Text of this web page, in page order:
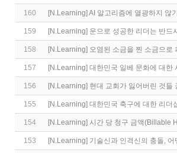
160 [N.Learning] AI 알고리즘에 열광하지 않
159 [N.Learning] 운으로 성공한 리더는 반
158 [N.Learning] 오염된 소금을 찐 소금으로
157 [N.Learning] 대한민국 일베 문화에 대
156 [N.Learning] 현대 교회가 잃어버린 것들
155 [N.Learning] 대한민국 축구에 대한 리
154 [N.Learning] 시간 당 청구 금액(Billable
153 [N.Learning] 기술신과 인격신의 충돌,